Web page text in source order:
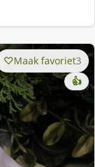
Maak favoriet3
👍